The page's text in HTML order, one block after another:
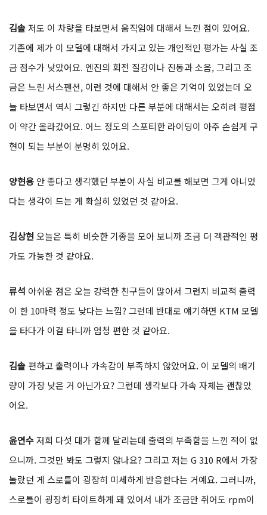
김솔저도 이 차량을 타보면서 움직임에 대해서 느낀 점이 있어요.
기존에 제가 이 모델에 대해서 가지고 있는 개인적인 평가는 사실 조
금 점수가 낮았어요. 엔진의 회전 질감이나 진동과 소음, 그리고 조
금은 느린 서스펜션, 이런 것에 대해서 안 좋은 기억이 있었는데 오
늘 타보면서 역시 그렇긴 하지만 다른 부분에 대해서는 오히려 평점
이 약간 올라갔어요. 어느 정도의 스포티한 라이딩이 아주 손쉽게 구
현이 되는 부분이 분명히 있어요.
양현용 안 좋다고 생각했던 부분이 사실 비교를 해보면 그게 아니었
다는 생각이 드는 게 확실히 있었던 것 같아요.
김상현 오늘은 특히 비슷한 기종을 모아 보니까 조금 더 객관적인 평
가도 가능한 것 같아요.
류석 아쉬운 점은 오늘 강력한 친구들이 많아서 그런지 비교적 출력
이 한 10마력 정도 낮다는 느낌? 그런데 반대로 얘기하면 KTM 모델
을 타다가 이걸 타니까 엄청 편한 것 같아요.
김솔 편하고 출력이나 가속감이 부족하지 않았어요. 이 모델의 배기
량이 가장 낮은 거 아닌가요? 그런데 생각보다 가속 자체는 괜찮았
어요.
윤연수저희 다섯 대가 함께 달리는데 출력의 부족함을 느낀 적이 없
으니까. 그것만 봐도 그렇지 않나요? 그리고 저는 G 310 R에서 가장
놀랐던 게 스로틀이 굉장히 미세하게 반응한다는 거예요. 그러니까,
스로틀이 굉장히 타이트하게 돼 있어서 내가 조금만 쥐어도 rpm이